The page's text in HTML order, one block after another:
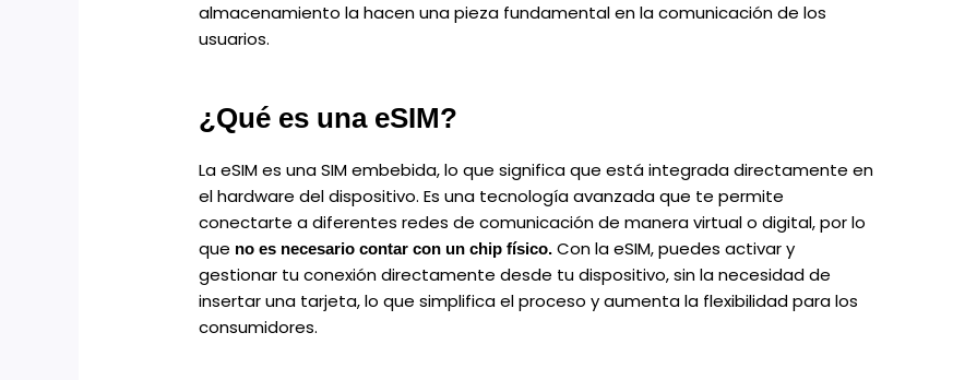
almacenamiento la hacen una pieza fundamental en la comunicación de los
usuarios.
¿Qué es una eSIM?
La eSIM es una SIM embebida, lo que significa que está integrada directamente en
el hardware del dispositivo. Es una tecnología avanzada que te permite
conectarte a diferentes redes de comunicación de manera virtual o digital, por lo
que no es necesario contar con un chip físico. Con la eSIM, puedes activar y
gestionar tu conexión directamente desde tu dispositivo, sin la necesidad de
insertar una tarjeta, lo que simplifica el proceso y aumenta la flexibilidad para los
consumidores.